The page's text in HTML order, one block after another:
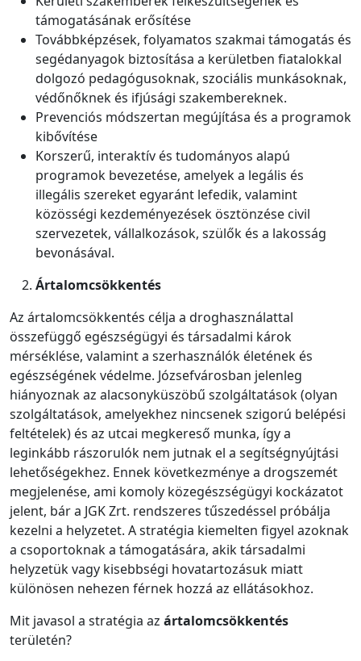
támogatásának erősítése
Továbbképzések, folyamatos szakmai támogatás és
segédanyagok biztosítása a kerületben fiatalokkal
dolgozó pedagógusoknak, szociális munkásoknak,
védőnőknek és ifjúsági szakembereknek.
Prevenciós módszertan megújítása és a programok
kibővítése
Korszerű, interaktív és tudományos alapú
programok bevezetése, amelyek a legális és
illegális szereket egyaránt lefedik, valamint
közösségi kezdeményezések ösztönzése civil
szervezetek, vállalkozások, szülők és a lakosság
bevonásával.
Ártalomcsökkentés
Az ártalomcsökkentés célja a droghasználattal
összefüggő egészségügyi és társadalmi károk
mérséklése, valamint a szerhasználók életének és
egészségének védelme. Józsefvárosban jelenleg
hiányoznak az alacsonyküszöbű szolgáltatások (olyan
szolgáltatások, amelyekhez nincsenek szigorú belépési
feltételek) és az utcai megkereső munka, így a
leginkább rászorulók nem jutnak el a segítségnyújtási
lehetőségekhez. Ennek következménye a drogszemét
megjelenése, ami komoly közegészségügyi kockázatot
jelent, bár a JGK Zrt. rendszeres tűszedéssel próbálja
kezelni a helyzetet. A stratégia kiemelten figyel azoknak
a csoportoknak a támogatására, akik társadalmi
helyzetük vagy kisebbségi hovatartozásuk miatt
különösen nehezen férnek hozzá az ellátásokhoz.
Mit javasol a stratégia az ártalomcsökkentés
területén?